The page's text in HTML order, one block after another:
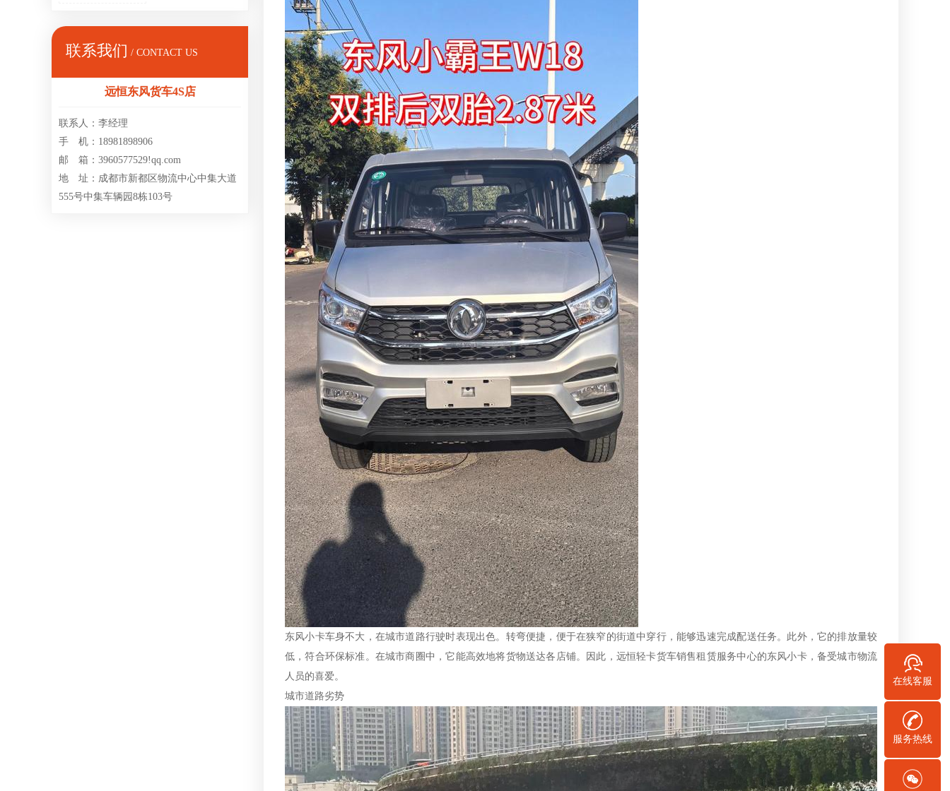
联系我们 / CONTACT US
远恒东风货车4S店
联系人：李经理
手 机：18981898906
邮 箱：3960577529!qq.com
地 址：成都市新都区物流中心中集大道
555号中集车辆园8栋103号
东风小卡车身不大，在城市道路行驶时表现出色。转弯便捷，便于在狭窄的街道中穿行，能够迅速完成配送任务。此外，它的排放量较
低，符合环保标准。在城市商圈中，它能高效地将货物送达各店铺。因此，远恒轻卡货车销售租赁服务中心的东风小卡，备受城市物流
人员的喜爱。
城市道路劣势
在线客服
服务热线